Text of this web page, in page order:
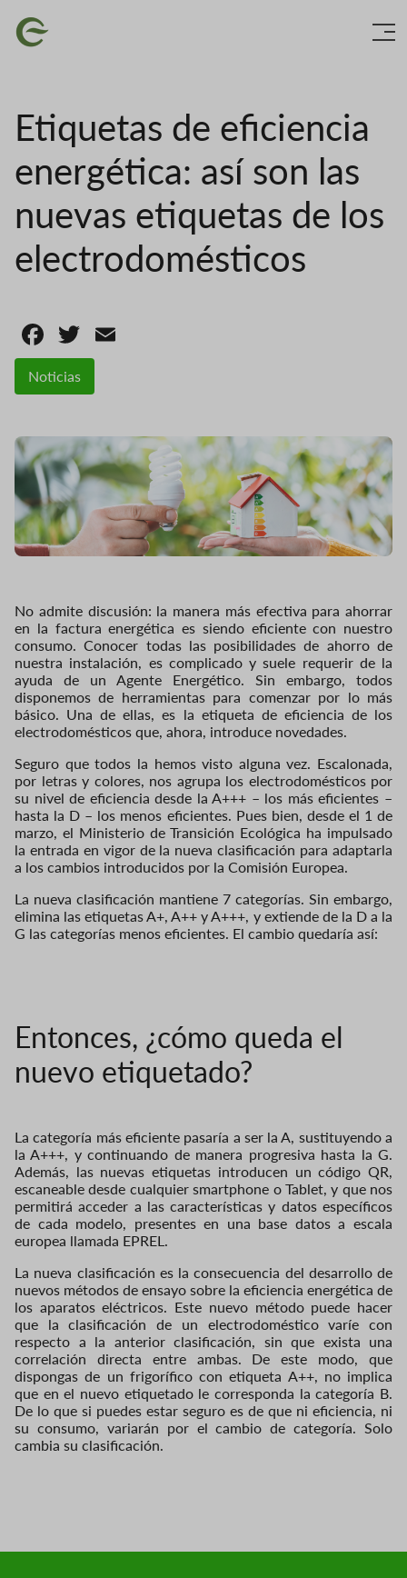
Image
Etiquetas de eficiencia
energética: así son las
nuevas etiquetas de los
electrodomésticos
Facebook
Twitter
Noticias
No admite discusión: la manera más efectiva para ahorrar
en la factura energética es siendo eficiente con nuestro
consumo. Conocer todas las posibilidades de ahorro de
nuestra instalación, es complicado y suele requerir de la
ayuda de un Agente Energético. Sin embargo, todos
disponemos de herramientas para comenzar por lo más
básico. Una de ellas, es la etiqueta de eficiencia de los
electrodomésticos que, ahora, introduce novedades.
Seguro que todos la hemos visto alguna vez. Escalonada,
por letras y colores, nos agrupa los electrodomésticos por
su nivel de eficiencia desde la A+++ – los más eficientes –
hasta la D – los menos eficientes. Pues bien, desde el 1 de
marzo, el Ministerio de Transición Ecológica ha impulsado
la entrada en vigor de la nueva clasificación para adaptarla
a los cambios introducidos por la Comisión Europea.
La nueva clasificación mantiene 7 categorías. Sin embargo,
elimina las etiquetas A+, A++ y A+++, y extiende de la D a la
G las categorías menos eficientes. El cambio quedaría así:
Entonces, ¿cómo queda el
nuevo etiquetado?
La categoría más eficiente pasaría a ser la A, sustituyendo a
la A+++, y continuando de manera progresiva hasta la G.
Además, las nuevas etiquetas introducen un código QR,
escaneable desde cualquier smartphone o Tablet, y que nos
permitirá acceder a las características y datos específicos
de cada modelo, presentes en una base datos a escala
europea llamada EPREL.
La nueva clasificación es la consecuencia del desarrollo de
nuevos métodos de ensayo sobre la eficiencia energética de
los aparatos eléctricos. Este nuevo método puede hacer
que la clasificación de un electrodoméstico varíe con
respecto a la anterior clasificación, sin que exista una
correlación directa entre ambas. De este modo, que
dispongas de un frigorífico con etiqueta A++, no implica
que en el nuevo etiquetado le corresponda la categoría B.
De lo que si puedes estar seguro es de que ni eficiencia, ni
su consumo, variarán por el cambio de categoría. Solo
cambia su clasificación.